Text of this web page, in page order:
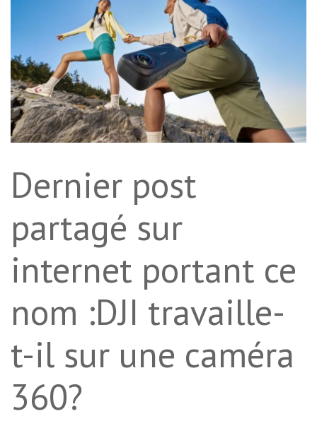
Dernier post
partagé sur
internet portant ce
nom :DJI travaille-
t-il sur une caméra
360?